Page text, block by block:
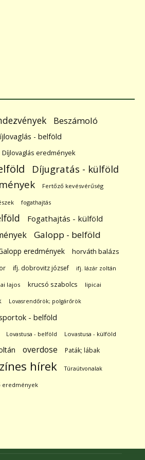
Beszámoló
- belföld
Díjlovaglás eredmények
Díjugratás - külföld
Fertőző kevésvérűség
fogathajtás
Fogathajtás - külföld
Galopp - belföld
eredmények horváth balázs
ifj. dobrovitz józsef ifj. lázár zoltán
lajos krucsó szabolcs lipicai
Lovasrendőrök; polgárőrök
- belföld
Lovastusa - belföld Lovastusa - külföld
overdose Paták; lábak
hírek Túraútvonalak
eredmények